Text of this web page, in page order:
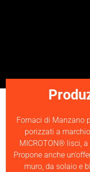
Fornaci di Manzano
porizzati a
MICROTON® lisci,
Propone anche
muro, da solaio e